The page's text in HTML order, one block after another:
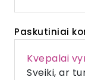
Paskutiniai
Kvepalai
Sveiki, ar